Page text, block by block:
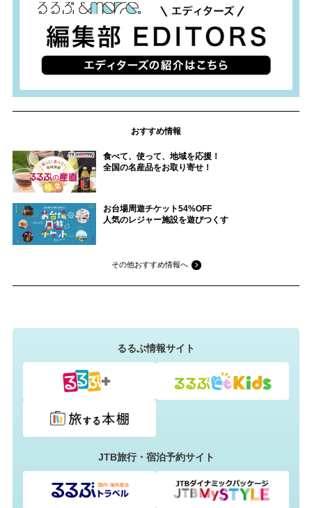
おすすめ情報
食べて、使って、地域を応援！
全国の名産品をお取り寄せ！
お台場周遊チケット54%OFF
人気のレジャー施設を遊びつくす
その他おすすめ情報へ
るるぶ情報サイト
JTB旅行・宿泊予約サイト